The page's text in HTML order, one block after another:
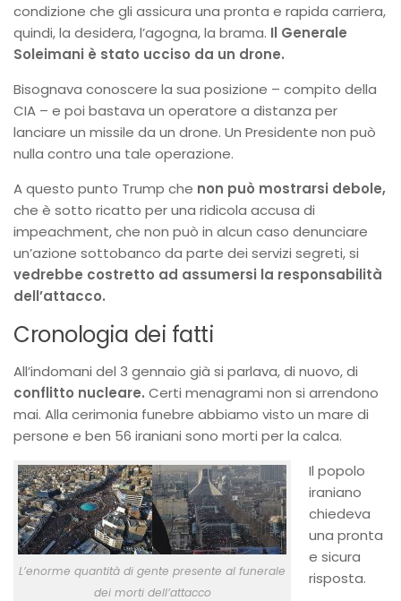
condizione che gli assicura una pronta e rapida carriera,
quindi, la desidera, l’agogna, la brama. Il Generale
Soleimani è stato ucciso da un drone.
Bisognava conoscere la sua posizione – compito della
CIA – e poi bastava un operatore a distanza per
lanciare un missile da un drone. Un Presidente non può
nulla contro una tale operazione.
A questo punto Trump che non può mostrarsi debole,
che è sotto ricatto per una ridicola accusa di
impeachment, che non può in alcun caso denunciare
un’azione sottobanco da parte dei servizi segreti, si
vedrebbe costretto ad assumersi la responsabilità
dell’attacco.
Cronologia dei fatti
All’indomani del 3 gennaio già si parlava, di nuovo, di
conflitto nucleare. Certi menagrami non si arrendono
mai. Alla cerimonia funebre abbiamo visto un mare di
persone e ben 56 iraniani sono morti per la calca.
L’enorme quantità di gente presente al funerale
dei morti dell’attacco
Il popolo
iraniano
chiedeva
una pronta
e sicura
risposta.